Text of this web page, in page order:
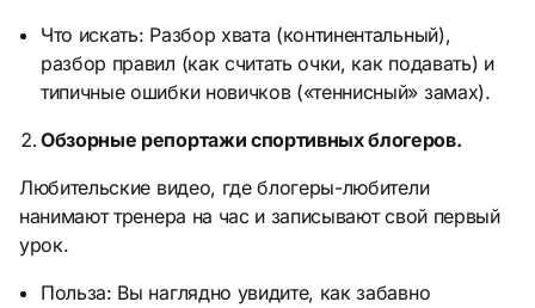
Что искать: Разбор хвата (континентальный),
разбор правил (как считать очки, как подавать) и
типичные ошибки новичков («теннисный» замах).
Обзорные репортажи спортивных блогеров.
Любительские видео, где блогеры-любители
нанимают тренера на час и записывают свой первый
урок.
Польза: Вы наглядно увидите, как забавно